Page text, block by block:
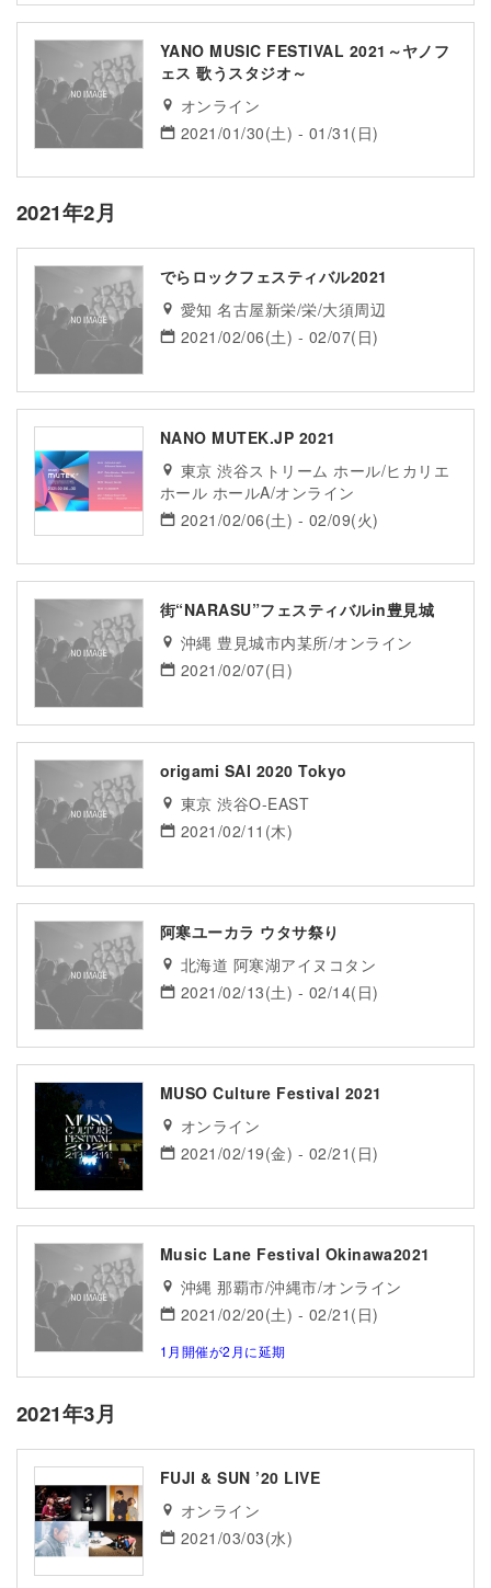
YANO MUSIC FESTIVAL 2021～ヤノフ
ェス 歌うスタジオ～
オンライン
2021/01/30(土) - 01/31(日)
2021年2月
でらロックフェスティバル2021
愛知 名古屋新栄/栄/大須周辺
2021/02/06(土) - 02/07(日)
NANO MUTEK.JP 2021
東京 渋谷ストリーム ホール/ヒカリエ
ホール ホールA/オンライン
2021/02/06(土) - 02/09(火)
街“NARASU”フェスティバルin豊見城
沖縄 豊見城市内某所/オンライン
2021/02/07(日)
origami SAI 2020 Tokyo
東京 渋谷O-EAST
2021/02/11(木)
阿寒ユーカラ ウタサ祭り
北海道 阿寒湖アイヌコタン
2021/02/13(土) - 02/14(日)
MUSO Culture Festival 2021
オンライン
2021/02/19(金) - 02/21(日)
Music Lane Festival Okinawa2021
沖縄 那覇市/沖縄市/オンライン
2021/02/20(土) - 02/21(日)
1月開催が2月に延期
2021年3月
FUJI & SUN ’20 LIVE
オンライン
2021/03/03(水)